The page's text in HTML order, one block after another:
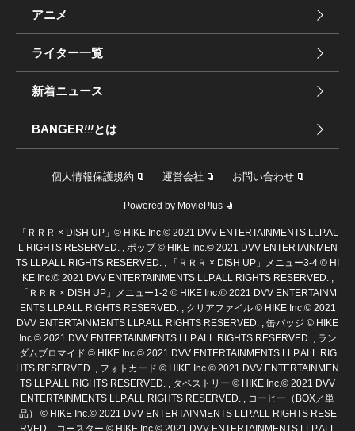
アニメ
ライター一覧
新着ニュース
BANGER!!!とは
個人情報保護規約 運営会社 お問い合わせ
Powered by MoviePlus
「ＲＲＲ × DISH UP」© HIKE Inc.© 2021 DVV ENTERTAINMENTS LLP.AL
L RIGHTS RESERVED. , ポップ © HIKE Inc.© 2021 DVV ENTERTAINMEN
TS LLP.ALL RIGHTS RESERVED. , 「ＲＲＲ × DISH UP」メニュー3-4 © HI
KE Inc.© 2021 DVV ENTERTAINMENTS LLP.ALL RIGHTS RESERVED. ,
「ＲＲＲ × DISH UP」メニュー1-2 © HIKE Inc.© 2021 DVV ENTERTAINM
ENTS LLP.ALL RIGHTS RESERVED. , クリアファイル © HIKE Inc.© 2021
DVV ENTERTAINMENTS LLP.ALL RIGHTS RESERVED. , 缶バッジ © HIKE
Inc.© 2021 DVV ENTERTAINMENTS LLP.ALL RIGHTS RESERVED. , ラン
ダムブロマイド © HIKE Inc.© 2021 DVV ENTERTAINMENTS LLP.ALL RIG
HTS RESERVED. , フォトカード © HIKE Inc.© 2021 DVV ENTERTAINMEN
TS LLP.ALL RIGHTS RESERVED. , タペストリー © HIKE Inc.© 2021 DVV
ENTERTAINMENTS LLP.ALL RIGHTS RESERVED. , コーヒー（BOX／単
品） © HIKE Inc.© 2021 DVV ENTERTAINMENTS LLP.ALL RIGHTS RESE